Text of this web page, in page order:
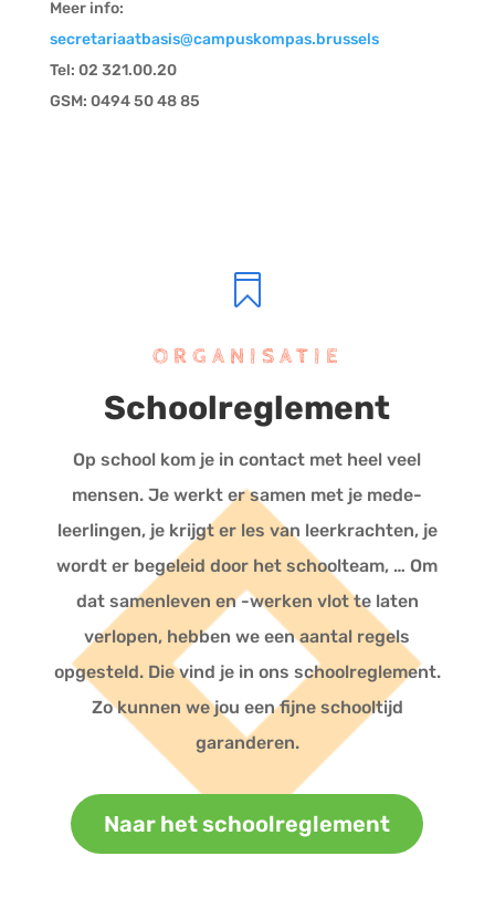
Meer info:
secretariaatbasis@campuskompas.brussels
Tel: 02 321.00.20
GSM: 0494 50 48 85

ORGANISATIE
Schoolreglement
Op school kom je in contact met heel veel
mensen. Je werkt er samen met je mede-
leerlingen, je krijgt er les van leerkrachten, je
wordt er begeleid door het schoolteam, … Om
dat samenleven en -werken vlot te laten
verlopen, hebben we een aantal regels
opgesteld. Die vind je in ons schoolreglement.
Zo kunnen we jou een fijne schooltijd
garanderen.
Naar het schoolreglement